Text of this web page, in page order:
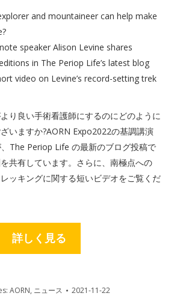
and mountaineer can help make
speaker Alison Levine shares
in The Periop Life’s latest blog
video on Levine’s record-setting trek
り良い手術看護師にするのにどのように
いますか?AORN Expo2022の基調講演
The Periop Life の最新のブログ投稿で
共有しています。さらに、南極点への
ッキングに関する短いビデオをご覧くだ
詳しく見る
AORN, ニュース 2021-11-22